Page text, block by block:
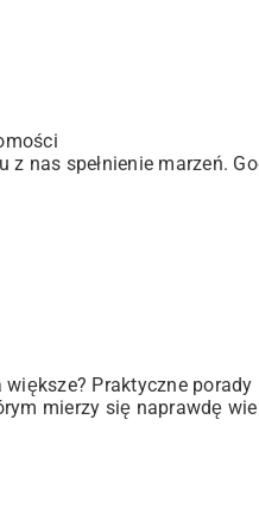
nas spełnienie marzeń.
większe? Praktyczne porady
mierzy się naprawdę